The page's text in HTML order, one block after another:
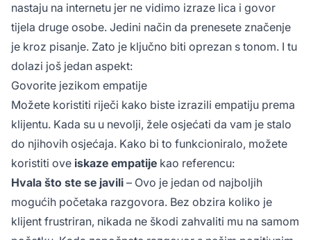
nastaju na internetu jer ne vidimo izraze lica i govor
tijela druge osobe. Jedini način da prenesete značenje
je kroz pisanje. Zato je ključno biti oprezan s tonom. I tu
dolazi još jedan aspekt:
Govorite jezikom empatije
Možete koristiti riječi kako biste izrazili empatiju prema
klijentu. Kada su u nevolji, žele osjećati da vam je stalo
do njihovih osjećaja. Kako bi to funkcioniralo, možete
koristiti ove iskaze empatije kao referencu:
Hvala što ste se javili – Ovo je jedan od najboljih
mogućih početaka razgovora. Bez obzira koliko je
klijent frustriran, nikada ne škodi zahvaliti mu na samom